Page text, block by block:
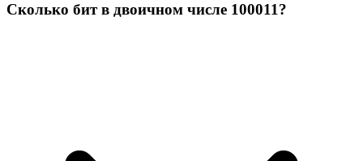
Сколько бит в двоичном числе 100011?